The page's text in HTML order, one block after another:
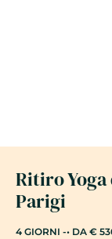
Ritiro
Parigi
4 GIORNI -• DA €